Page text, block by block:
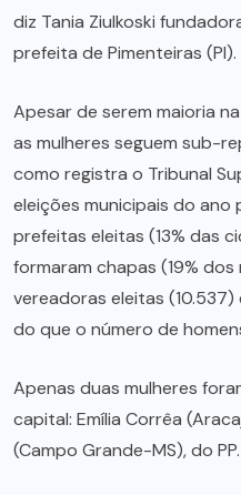
diz Tania Ziulkoski
prefeita de Pimenteiras (PI).
Apesar de serem maioria
as mulheres seguem sub-
como registra o Tribunal
eleições municipais do ano
prefeitas eleitas (13% das
formaram chapas (19%
vereadoras eleitas
do que o número de
Apenas duas mulheres
capital: Emília Corrêa
(Campo Grande-MS), do PP.